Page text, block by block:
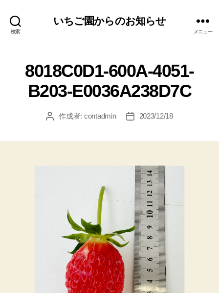
検索
いちご園からのお知らせ
メニュー
8018C0D1-600A-4051-
B203-E0036A238D7C
投 作成者: contadmin
投
2023/12/18